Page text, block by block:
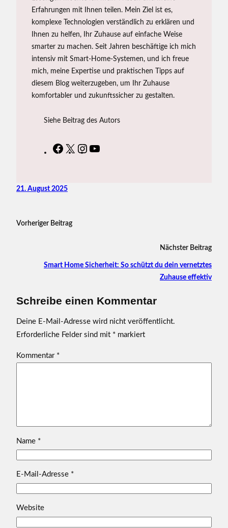
Erfahrungen mit Ihnen teilen. Mein Ziel ist es,
komplexe Technologien verständlich zu erklären und
Ihnen zu helfen, Ihr Zuhause auf einfache Weise
smarter zu machen. Seit Jahren beschäftige ich mich
intensiv mit Smart-Home-Systemen, und ich freue
mich, meine Expertise und praktischen Tipps auf
diesem Blog weiterzugeben, um Ihr Zuhause
komfortabler und zukunftssicher zu gestalten.
Siehe Beitrag des Autors
F
e
o
X
I
21. August 2025
Vorheriger Beitrag
Nächster Beitrag
Smart Home Sicherheit: So schützt du dein vernetztes
Zuhause effektiv
Schreibe einen Kommentar
Deine E-Mail-Adresse wird nicht veröffentlicht.
Erforderliche Felder sind mit * markiert
Kommentar *
Name *
E-Mail-Adresse *
Website